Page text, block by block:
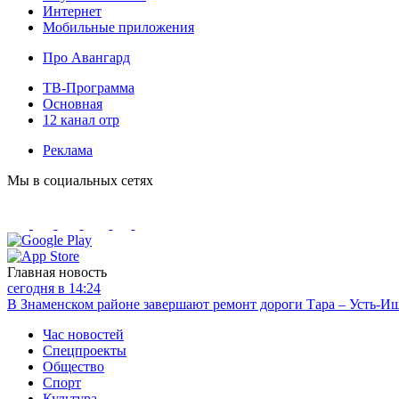
Интернет
Мобильные приложения
Про Авангард
ТВ-Программа
Основная
12 канал отр
Реклама
Мы в социальных сетях
Главная новость
сегодня в 14:24
В Знаменском районе завершают ремонт дороги Тара – Усть-
Час новостей
Спецпроекты
Общество
Спорт